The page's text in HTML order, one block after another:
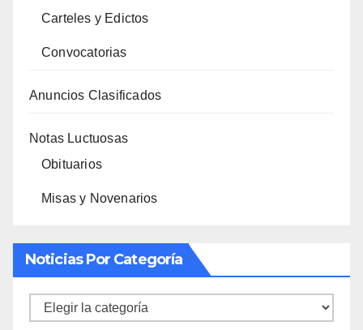
Carteles y Edictos
Convocatorias
Anuncios Clasificados
Notas Luctuosas
Obituarios
Misas y Novenarios
Noticias Por Categoría
Noticias